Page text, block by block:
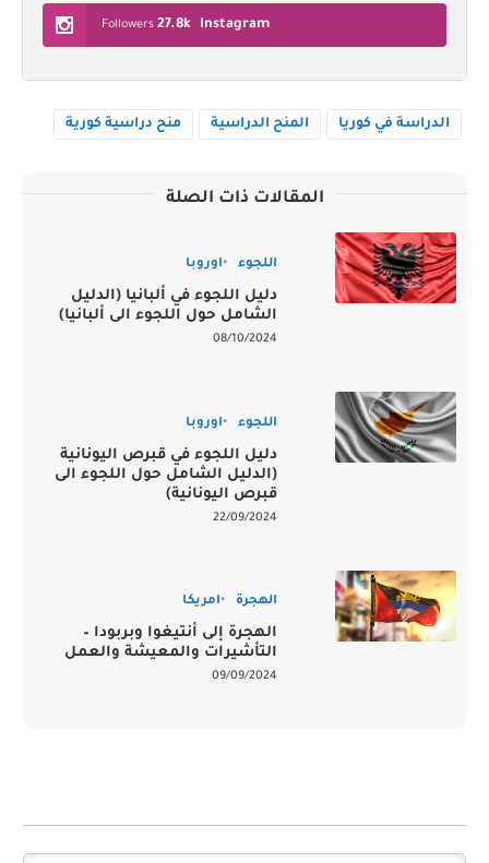
Instagram
27.8k
Followers
الدراسة في كوريا المنح الدراسية منح دراسية كورية
المقالات ذات الصلة
اللجوء اوروبا
دليل اللجوء في ألبانيا (الدليل
الشامل حول اللجوء الى ألبانيا)
08/10/2024
اللجوء اوروبا
دليل اللجوء في قبرص اليونانية
(الدليل الشامل حول اللجوء الى
قبرص اليونانية)
22/09/2024
الهجرة امريكا
الهجرة إلى أنتيغوا وبربودا –
التأشيرات والمعيشة والعمل
09/09/2024